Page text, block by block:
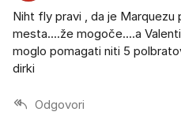
Niht fly pravi , da je Marquezu
mesta....že mogoče....a
moglo pomagati niti 5
dirki
Odgovori